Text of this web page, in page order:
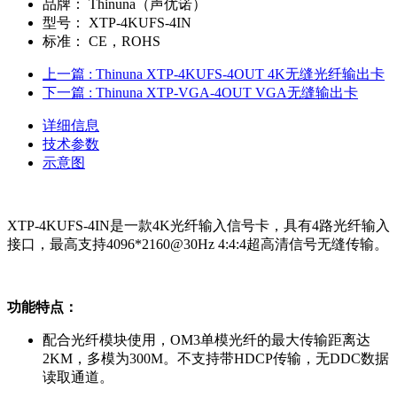
品牌：
Thinuna（声优诺）
型号：
XTP-4KUFS-4IN
标准：
CE，ROHS
上一篇 : Thinuna XTP-4KUFS-4OUT 4K无缝光纤输出卡
下一篇 : Thinuna XTP-VGA-4OUT VGA无缝输出卡
详细信息
技术参数
示意图
XTP-4KUFS-4IN是一款4K光纤输入信号卡，具有4路光纤输入
接口，最高支持4096*2160@30Hz 4:4:4超高清信号无缝传输。
功能特点：
配合光纤模块使用，OM3单模光纤的最大传输距离达
2KM，多模为300M。不支持带HDCP传输，无DDC数据
读取通道。